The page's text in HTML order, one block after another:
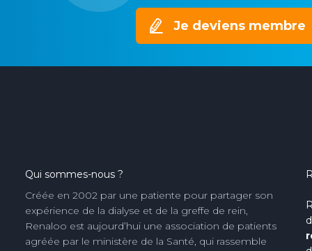
Je deviens membre
Qui sommes-nous ?
Créée en 2002 par une patiente pour partager son
expérience de la dialyse et de la greffe de rein,
Renaloo est aujourd’hui une association de patients
agréée par le ministère de la Santé, qui rassemble